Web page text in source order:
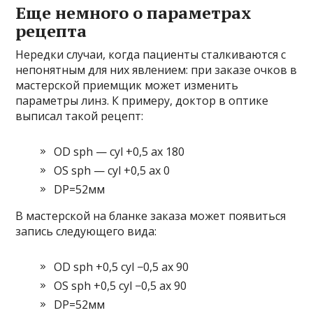
Еще немного о параметрах
рецепта
Нередки случаи, когда пациенты сталкиваются с
непонятным для них явлением: при заказе очков в
мастерской приемщик может изменить
параметры линз. К примеру, доктор в оптике
выписал такой рецепт:
OD sph — cyl +0,5 ax 180
OS sph — cyl +0,5 ax 0
DP=52мм
В мастерской на бланке заказа может появиться
запись следующего вида:
OD sph +0,5 cyl −0,5 ax 90
OS sph +0,5 cyl −0,5 ax 90
DP=52мм